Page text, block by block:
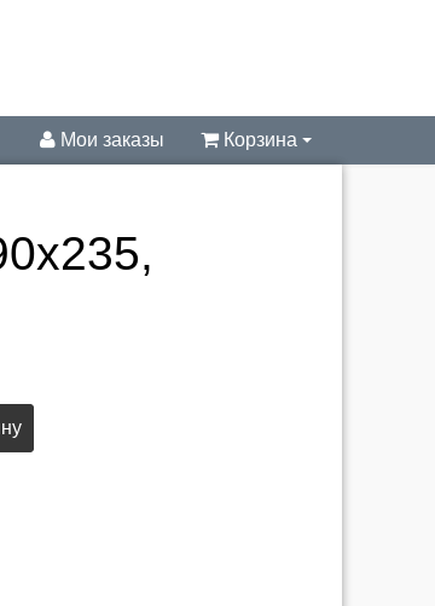
Мои заказы Корзина